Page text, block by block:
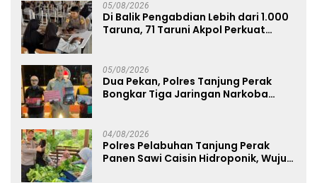
05/08/2026
Di Balik Pengabdian Lebih dari 1.000
Taruna, 71 Taruni Akpol Perkuat
05/08/2026
Dua Pekan, Polres Tanjung Perak
Bongkar Tiga Jaringan Narkoba
04/08/2026
Polres Pelabuhan Tanjung Perak
Panen Sawi Caisin Hidroponik, Wujud